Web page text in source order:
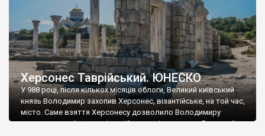
Херсонес Таврійський. ЮНЕСКО
У 988 році, після кількох місяців облоги, Великий київський
князь Володимир захопив Херсонес, візантійське, на той час,
місто. Саме взяття Херсонесу дозволило Володимиру
диктувати свої умови візантійському імператору Василю ІІ, та